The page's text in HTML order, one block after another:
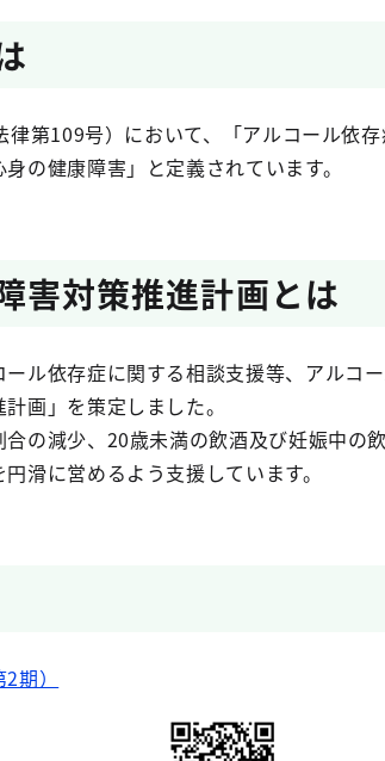
第109号）において、「アルコール依
の健康障害」と定義されています。
害対策推進計画とは
ル依存症に関する相談支援等、アルコ
画」を策定しました。
の減少、20歳未満の飲酒及び妊娠中の
滑に営めるよう支援しています。
期）